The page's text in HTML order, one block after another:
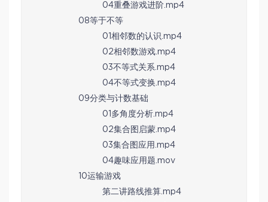
04重叠游戏进阶.mp4
08等于不等
01相邻数的认识.mp4
02相邻数游戏.mp4
03不等式关系.mp4
04不等式变换.mp4
09分类与计数基础
01多角度分析.mp4
02集合图启蒙.mp4
03集合图应用.mp4
04趣味应用题.mov
10运输游戏
第二讲路线推算.mp4